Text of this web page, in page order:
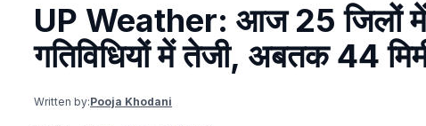
UP Weather: आज 25 जिलों में
गतिविधियों में तेजी, अबतक 44
Written by:Pooja Khodani